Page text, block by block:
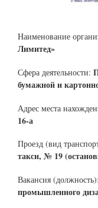
Наименование
Лимитед»
Сфера деятельности:
бумажной и
Адрес места
16-а
Проезд (вид
такси, № 19
Вакансия (должность):
промышленного